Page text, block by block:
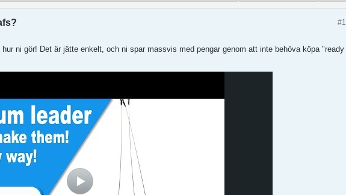
#1
ni gör! Det är jätte enkelt, och ni spar massvis med pengar genom att inte behöva köpa "ready